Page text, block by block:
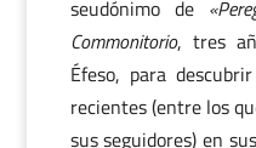
seudónimo de
Commonitorio, tres
Éfeso, para
recientes (entre los
sus seguidores) en